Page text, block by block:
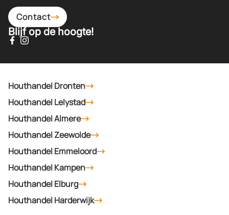
Contact
Blijf op de hoogte!
Houthandel Dronten
Houthandel Lelystad
Houthandel Almere
Houthandel Zeewolde
Houthandel Emmeloord
Houthandel Kampen
Houthandel Elburg
Houthandel Harderwijk